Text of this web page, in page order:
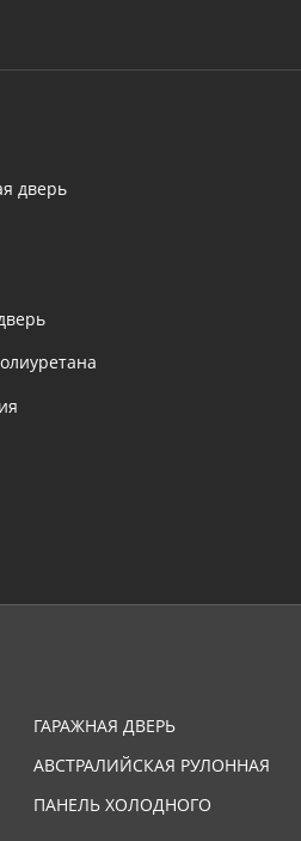
дверь
ГАРАЖНАЯ ДВЕРЬ
АВСТРАЛИЙСКАЯ РУЛОННАЯ
ДВЕРЬ
ПАНЕЛЬ ХОЛОДНОГО